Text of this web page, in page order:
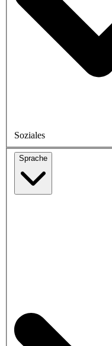
Soziales
Sprache